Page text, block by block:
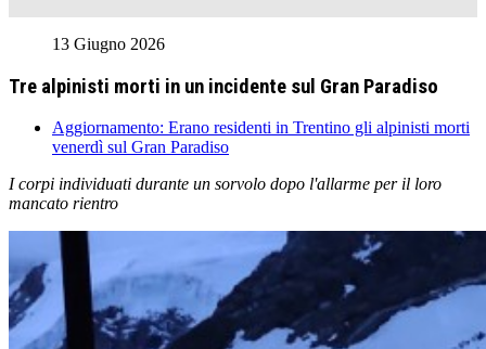
13 Giugno 2026
Tre alpinisti morti in un incidente sul Gran Paradiso
Aggiornamento: Erano residenti in Trentino gli alpinisti morti
venerdì sul Gran Paradiso
I corpi individuati durante un sorvolo dopo l'allarme per il loro
mancato rientro